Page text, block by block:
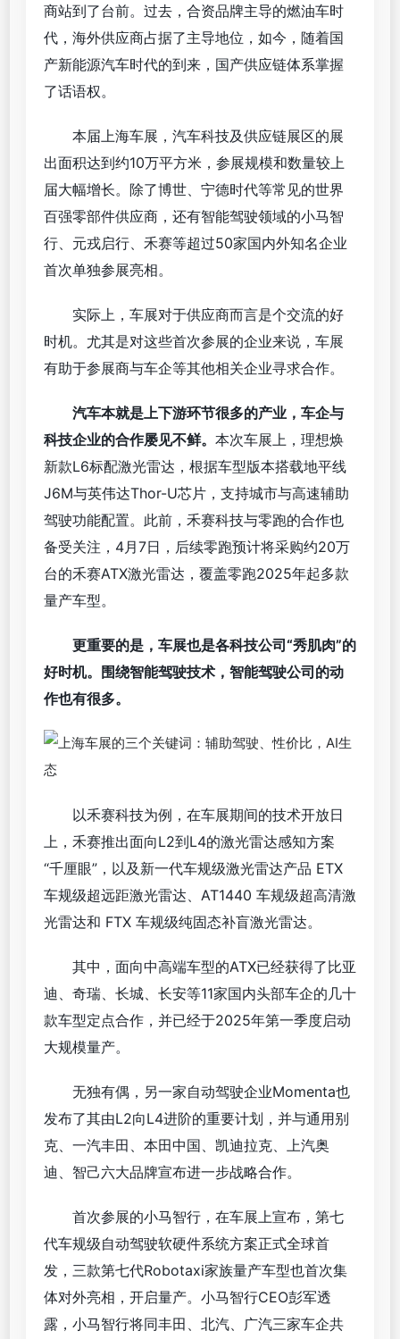
商站到了台前。过去，合资品牌主导的燃油车时
代，海外供应商占据了主导地位，如今，随着国
产新能源汽车时代的到来，国产供应链体系掌握
了话语权。
本届上海车展，汽车科技及供应链展区的展
出面积达到约10万平方米，参展规模和数量较上
届大幅增长。除了博世、宁德时代等常见的世界
百强零部件供应商，还有智能驾驶领域的小马智
行、元戎启行、禾赛等超过50家国内外知名企业
首次单独参展亮相。
实际上，车展对于供应商而言是个交流的好
时机。尤其是对这些首次参展的企业来说，车展
有助于参展商与车企等其他相关企业寻求合作。
汽车本就是上下游环节很多的产业，车企与
科技企业的合作屡见不鲜。 本次车展上，理想焕
新款L6标配激光雷达，根据车型版本搭载地平线
J6M与英伟达Thor-U芯片，支持城市与高速辅助
驾驶功能配置。此前，禾赛科技与零跑的合作也
备受关注，4月7日，后续零跑预计将采购约20万
台的禾赛ATX激光雷达，覆盖零跑2025年起多款
量产车型。
更重要的是，车展也是各科技公司“秀肌肉”的
好时机。围绕智能驾驶技术，智能驾驶公司的动
作也有很多。
以禾赛科技为例，在车展期间的技术开放日
上，禾赛推出面向L2到L4的激光雷达感知方案
“千厘眼”，以及新一代车规级激光雷达产品 ETX
车规级超远距激光雷达、AT1440 车规级超高清激
光雷达和 FTX 车规级纯固态补盲激光雷达。
其中，面向中高端车型的ATX已经获得了比亚
迪、奇瑞、长城、长安等11家国内头部车企的几十
款车型定点合作，并已经于2025年第一季度启动
大规模量产。
无独有偶，另一家自动驾驶企业Momenta也
发布了其由L2向L4进阶的重要计划，并与通用别
克、一汽丰田、本田中国、凯迪拉克、上汽奥
迪、智己六大品牌宣布进一步战略合作。
首次参展的小马智行，在车展上宣布，第七
代车规级自动驾驶软硬件系统方案正式全球首
发，三款第七代Robotaxi家族量产车型也首次集
体对外亮相，开启量产。小马智行CEO彭军透
露，小马智行将同丰田、北汽、广汽三家车企共